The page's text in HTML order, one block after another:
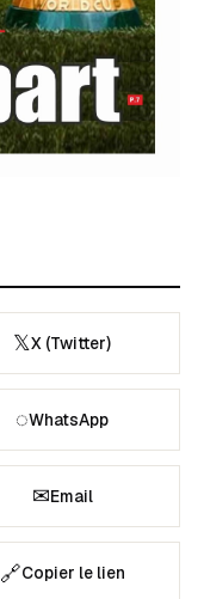
𝕏X (Twitter)
◌WhatsApp
✉Email
🔗Copier le lien